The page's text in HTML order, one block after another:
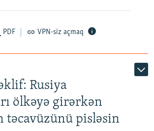
PDF VPN-siz açmaq
Rusiya
ölkəyə girərkən
təcavüzünü pisləsin